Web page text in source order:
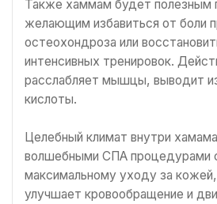
Также хаммам будет полезным
желающим избавиться от боли
остеохондроза или
интенсивных тренировок.
расслабляет мышцы, выводит
кислоты.
Целебный климат внутри
волшебными СПА процедурами
максимальному уходу за
улучшает кровообращение и